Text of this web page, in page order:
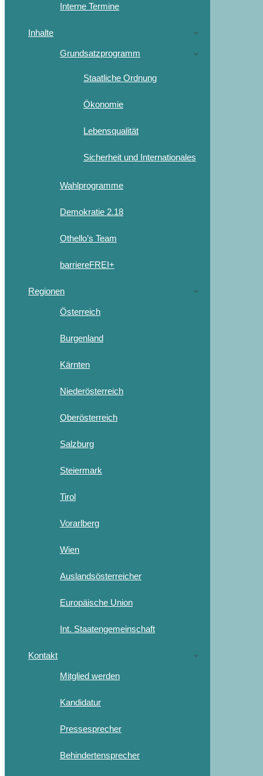
Interne Termine
Inhalte
Grundsatzprogramm
Staatliche Ordnung
Ökonomie
Lebensqualität
Sicherheit und Internationales
Wahlprogramme
Demokratie 2.18
Othello’s Team
barriereFREI+
Regionen
Österreich
Burgenland
Kärnten
Niederösterreich
Oberösterreich
Salzburg
Steiermark
Tirol
Vorarlberg
Wien
Auslandsösterreicher
Europäische Union
Int. Staatengemeinschaft
Kontakt
Mitglied werden
Kandidatur
Pressesprecher
Behindertensprecher